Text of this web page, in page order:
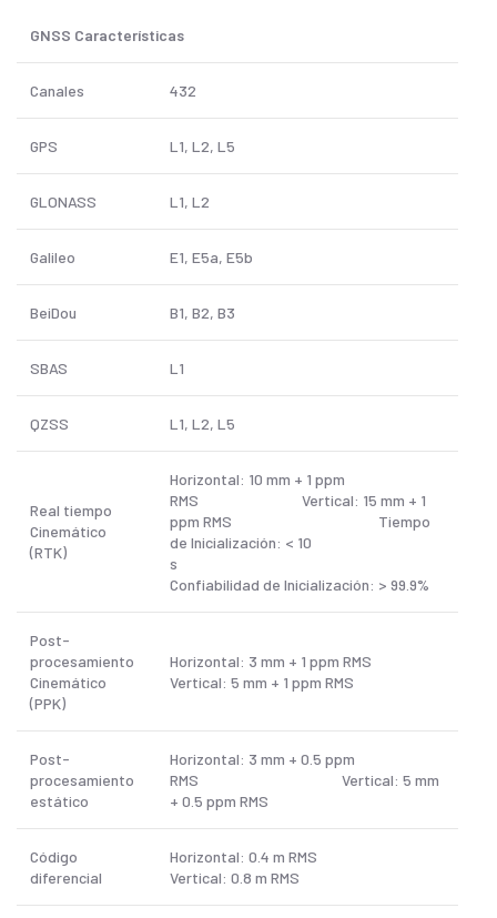
GNSS Características
Canales 432
GPS L1, L2, L5
GLONASS L1, L2
Galileo E1, E5a, E5b
BeiDou B1, B2, B3
SBAS L1
QZSS L1, L2, L5
Real tiempo
Cinemático
(RTK)
Horizontal: 10 mm + 1 ppm
RMS Vertical: 15 mm + 1
ppm RMS Tiempo
de Inicialización: < 10
s
Confiabilidad de Inicialización: > 99.9%
Post-
procesamiento
Cinemático
(PPK)
Horizontal: 3 mm + 1 ppm RMS
Vertical: 5 mm + 1 ppm RMS
Post-
procesamiento
estático
Horizontal: 3 mm + 0.5 ppm
RMS Vertical: 5 mm
+ 0.5 ppm RMS
Código
diferencial
Horizontal: 0.4 m RMS
Vertical: 0.8 m RMS